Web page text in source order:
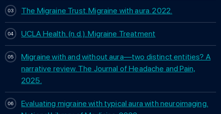
The Migraine Trust. Migraine with aura. 2022.
UCLA Health. (n.d.). Migraine Treatment
Migraine with and without aura—two distinct entities? A
narrative review. The Journal of Headache and Pain,
2025.
Evaluating migraine with typical aura with neuroimaging.